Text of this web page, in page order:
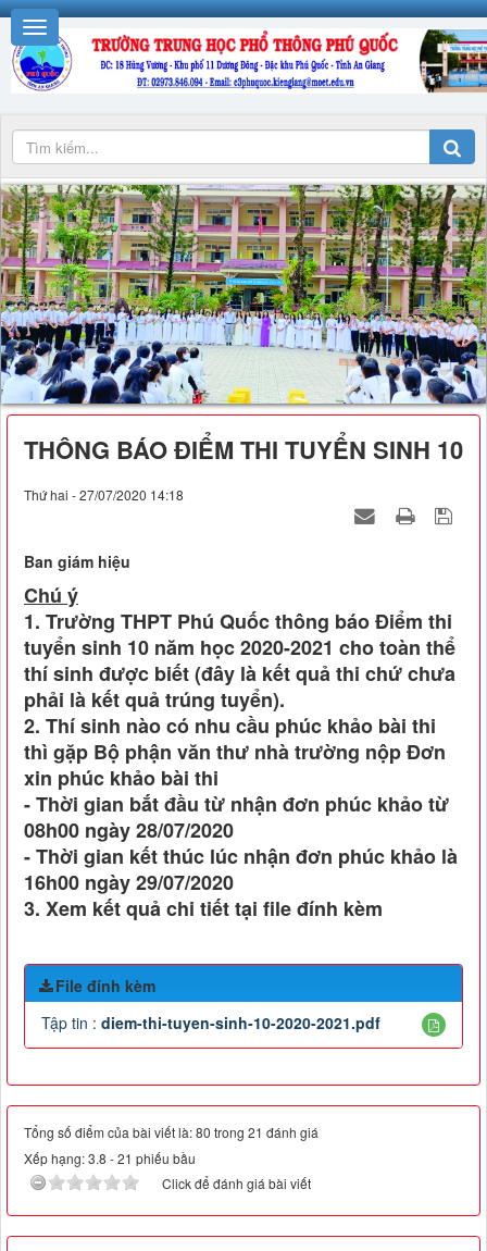
THÔNG BÁO ĐIỂM THI TUYỂN SINH 10
Thứ hai - 27/07/2020 14:18
Ban giám hiệu
Chú ý
1. Trường THPT Phú Quốc thông báo Điểm thi
tuyển sinh 10 năm học 2020-2021 cho toàn thể
thí sinh được biết (đây là kết quả thi chứ chưa
phải là kết quả trúng tuyển).
2. Thí sinh nào có nhu cầu phúc khảo bài thi
thì gặp Bộ phận văn thư nhà trường nộp Đơn
xin phúc khảo bài thi
- Thời gian bắt đầu từ nhận đơn phúc khảo từ
08h00 ngày 28/07/2020
- Thời gian kết thúc lúc nhận đơn phúc khảo là
16h00 ngày 29/07/2020
3. Xem kết quả chi tiết tại file đính kèm
File đính kèm
Tập tin : diem-thi-tuyen-sinh-10-2020-2021.pdf
Tổng số điểm của bài viết là: 80 trong 21 đánh giá
Xếp hạng:3.8 -21 phiếu bầu
Click để đánh giá bài viết